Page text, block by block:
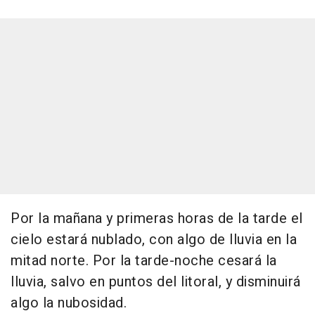
Por la mañana y primeras horas de la tarde el
cielo estará nublado, con algo de lluvia en la
mitad norte. Por la tarde-noche cesará la
lluvia, salvo en puntos del litoral, y disminuirá
algo la nubosidad.